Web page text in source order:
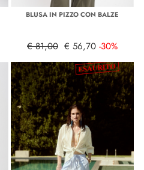
BLUSA IN PIZZO CON BALZE
€ 81,00 € 56,70 -30%